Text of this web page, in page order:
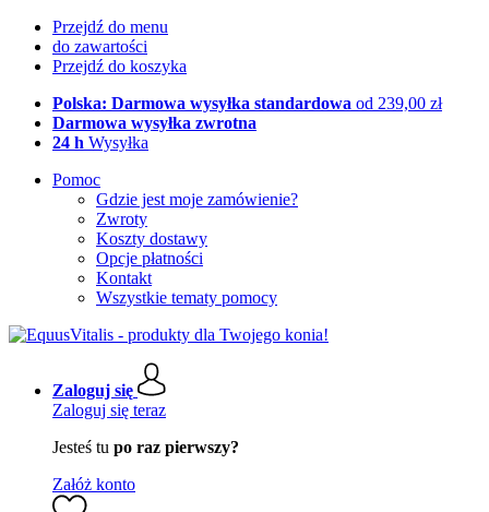
Przejdź do menu
do zawartości
Przejdź do koszyka
Polska: Darmowa wysyłka standardowa od 239,00 zł
Darmowa wysyłka zwrotna
24 h Wysyłka
Pomoc
Gdzie jest moje zamówienie?
Zwroty
Koszty dostawy
Opcje płatności
Kontakt
Wszystkie tematy pomocy
Zaloguj się
Zaloguj się teraz
Jesteś tu po raz pierwszy?
Załóż konto